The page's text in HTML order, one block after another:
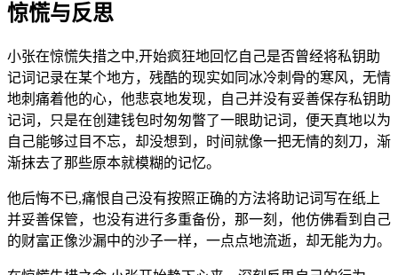
惊慌与反思
小张在惊慌失措之中,开始疯狂地回忆自己是否曾经将私钥助
记词记录在某个地方，残酷的现实如同冰冷刺骨的寒风，无情
地刺痛着他的心，他悲哀地发现，自己并没有妥善保存私钥助
记词，只是在创建钱包时匆匆瞥了一眼助记词，便天真地以为
自己能够过目不忘，却没想到，时间就像一把无情的刻刀，渐
渐抹去了那些原本就模糊的记忆。
他后悔不已,痛恨自己没有按照正确的方法将助记词写在纸上
并妥善保管，也没有进行多重备份，那一刻，他仿佛看到自己
的财富正像沙漏中的沙子一样，一点点地流逝，却无能为力。